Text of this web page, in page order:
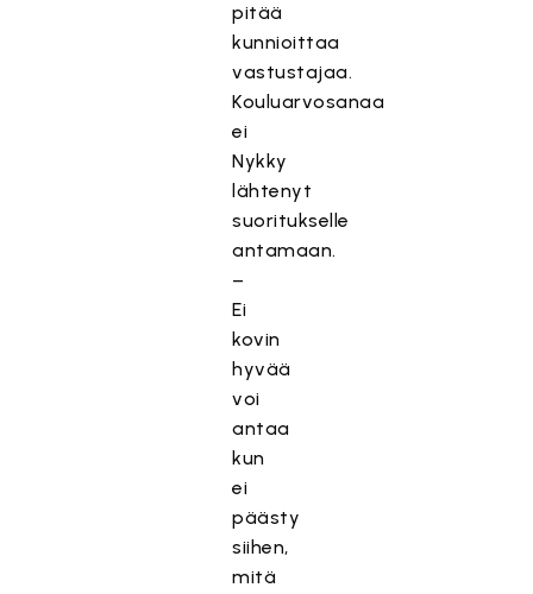
pitää
kunnioittaa
vastustajaa.
Kouluarvosanaa
ei
Nykky
lähtenyt
suoritukselle
antamaan.
–
Ei
kovin
hyvää
voi
antaa
kun
ei
päästy
siihen,
mitä